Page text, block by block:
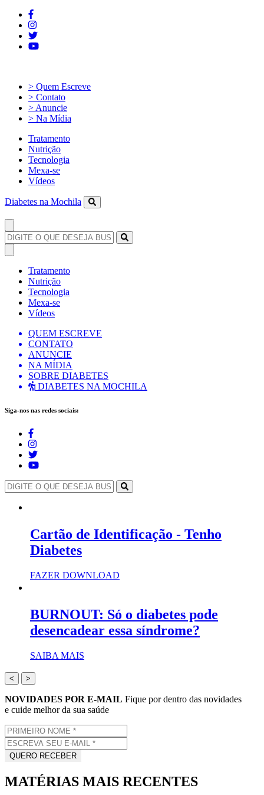
> Quem Escreve
> Contato
> Anuncie
> Na Mídia
Tratamento
Nutrição
Tecnologia
Mexa-se
Vídeos
Diabetes na Mochila
Tratamento
Nutrição
Tecnologia
Mexa-se
Vídeos
QUEM ESCREVE
CONTATO
ANUNCIE
NA MÍDIA
SOBRE DIABETES
DIABETES NA MOCHILA
Siga-nos nas redes sociais:
Cartão de Identificação - Tenho
Diabetes
FAZER DOWNLOAD
BURNOUT: Só o diabetes pode
desencadear essa síndrome?
SAIBA MAIS
< >
NOVIDADES POR E-MAIL Fique por dentro das novidades
e cuide melhor da sua saúde
MATÉRIAS MAIS RECENTES